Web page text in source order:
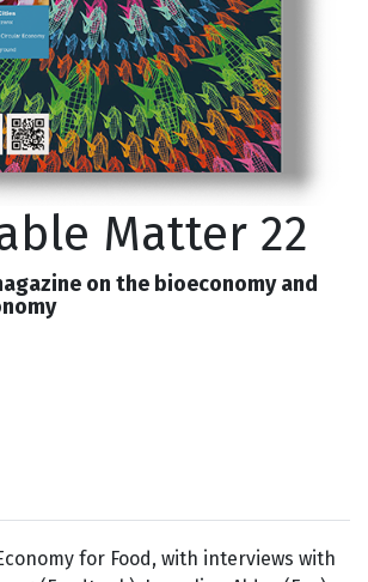
Matter 22
on the bioeconomy and
for Food, with interviews with